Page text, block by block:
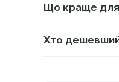
Що краще
Хто